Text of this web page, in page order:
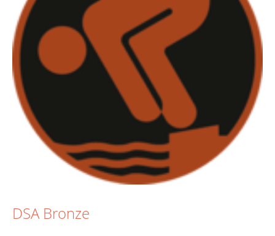
DSA Bronze